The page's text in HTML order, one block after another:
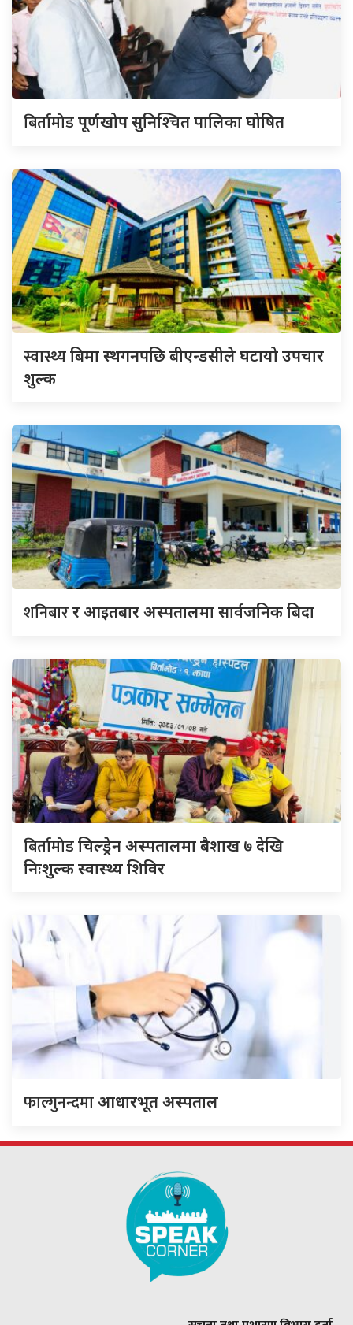
बिर्तामोडपूर्णखोप सुनिश्चित पालिका घोषित
स्वास्थ्यबिमा स्थगनपछि बीएन्डसीले घटायो उपचार
शुल्क
शनिबारर आइतबार अस्पतालमा सार्वजनिक बिदा
बिर्तामोडचिल्ड्रेन अस्पतालमा बैशाख ७ देखि
निःशुल्क स्वास्थ्य शिविर
फाल्गुनन्दमाआधारभूत अस्पताल